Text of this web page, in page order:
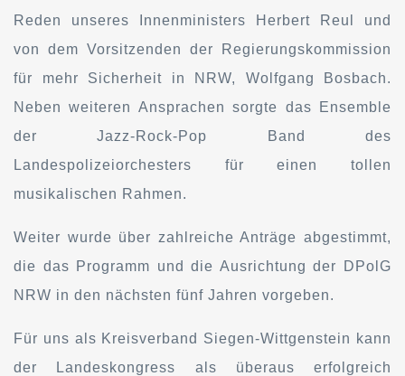
Reden unseres Innenministers Herbert Reul und
von dem Vorsitzenden der Regierungskommission
für mehr Sicherheit in NRW, Wolfgang Bosbach.
Neben weiteren Ansprachen sorgte das Ensemble
der Jazz-Rock-Pop Band des
Landespolizeiorchesters für einen tollen
musikalischen Rahmen.
Weiter wurde über zahlreiche Anträge abgestimmt,
die das Programm und die Ausrichtung der DPolG
NRW in den nächsten fünf Jahren vorgeben.
Für uns als Kreisverband Siegen-Wittgenstein kann
der Landeskongress als überaus erfolgreich